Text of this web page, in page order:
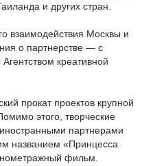
и других стран.
взаимодействия Москвы и
о партнерстве — с
креативной
прокат проектов крупной
этого, творческие
партнерами
названием «Принцесса
фильм.